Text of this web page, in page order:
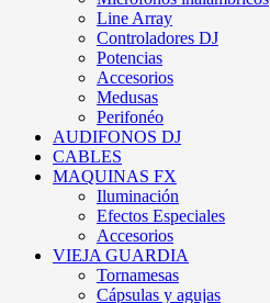
Line Array
Controladores DJ
Potencias
Accesorios
Medusas
Perifonéo
AUDIFONOS DJ
CABLES
MAQUINAS FX
Iluminación
Efectos Especiales
Accesorios
VIEJA GUARDIA
Tornamesas
Cápsulas y agujas